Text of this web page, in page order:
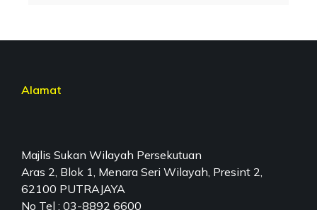
Alamat
Majlis Sukan Wilayah Persekutuan
Aras 2, Blok 1, Menara Seri Wilayah, Presint 2,
62100 PUTRAJAYA
No Tel : 03-8892 6600